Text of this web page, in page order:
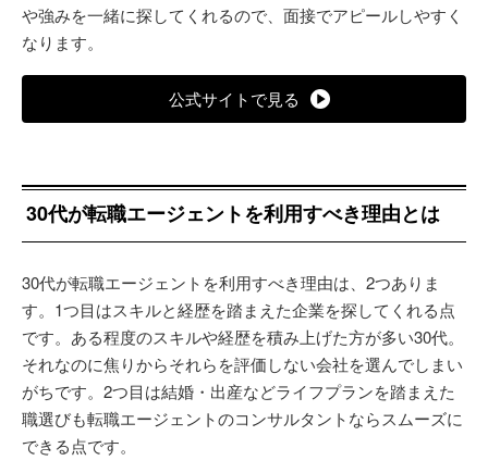
や強みを一緒に探してくれるので、面接でアピールしやすく
なります。
公式サイトで見る
30代が転職エージェントを利用すべき理由とは
30代が転職エージェントを利用すべき理由は、2つありま
す。1つ目はスキルと経歴を踏まえた企業を探してくれる点
です。ある程度のスキルや経歴を積み上げた方が多い30代。
それなのに焦りからそれらを評価しない会社を選んでしまい
がちです。2つ目は結婚・出産などライフプランを踏まえた
職選びも転職エージェントのコンサルタントならスムーズに
できる点です。